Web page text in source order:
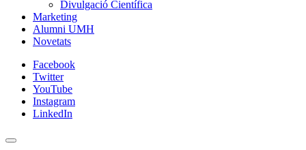
Divulgació Científica
Marketing
Alumni UMH
Novetats
Facebook
Twitter
YouTube
Instagram
LinkedIn